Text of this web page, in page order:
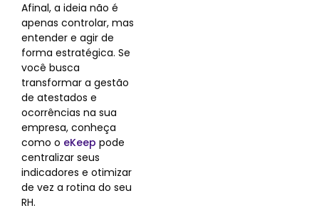
Afinal, a ideia não é
apenas controlar, mas
entender e agir de
forma estratégica. Se
você busca
transformar a gestão
de atestados e
ocorrências na sua
empresa, conheça
como o eKeep pode
centralizar seus
indicadores e otimizar
de vez a rotina do seu
RH.